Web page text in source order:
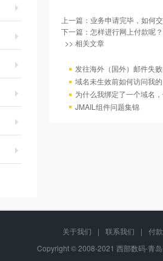
上一篇： 业务申请完毕，如何
下一篇： 怎样进行网上付款呢？
>> 相关文章
发往海外（国外）邮件失
域名未生效前如何访问我
为什么我绑定了一个域名
JMAIL组件问题集锦
关于我们 | 联系我们 |
付
Copyright © 2008-2021 西部数码-青